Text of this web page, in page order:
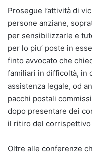
Prosegue l’attività di
persone anziane,
per sensibilizzarle e
per lo piu’ poste in
finto avvocato che
familiari in difficoltà, in
assistenza legale, od
pacchi postali
dopo presentare dei
il ritiro del
Oltre alle conferenze